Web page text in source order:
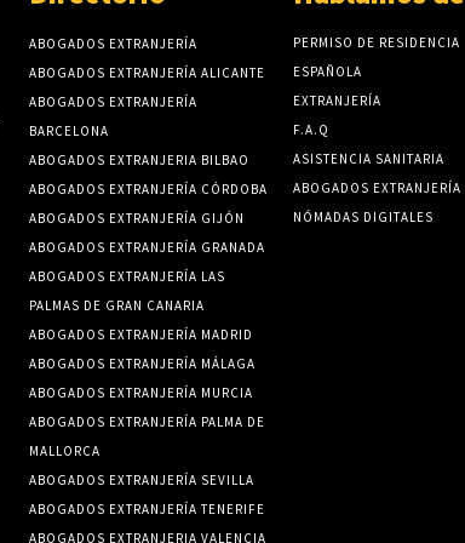
ABOGADOS EXTRANJERÍA
ABOGADOS EXTRANJERÍA ALICANTE
ABOGADOS EXTRANJERÍA
BARCELONA
ABOGADOS EXTRANJERIA BILBAO
ABOGADOS EXTRANJERÍA CÓRDOBA
ABOGADOS EXTRANJERÍA GIJÓN
ABOGADOS EXTRANJERÍA GRANADA
ABOGADOS EXTRANJERÍA LAS
PALMAS DE GRAN CANARIA
ABOGADOS EXTRANJERÍA MADRID
ABOGADOS EXTRANJERÍA MÁLAGA
ABOGADOS EXTRANJERÍA MURCIA
ABOGADOS EXTRANJERÍA PALMA DE
MALLORCA
ABOGADOS EXTRANJERÍA SEVILLA
ABOGADOS EXTRANJERÍA TENERIFE
ABOGADOS EXTRANJERIA VALENCIA
PERMISO DE RESIDENCIA
ESPAÑOLA
EXTRANJERÍA
F.A.Q
ASISTENCIA SANITARIA
ABOGADOS EXTRANJERÍA
NÓMADAS DIGITALES